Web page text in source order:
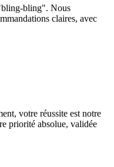
bling". Nous
claires, avec
votre réussite est notre
priorité absolue, validée